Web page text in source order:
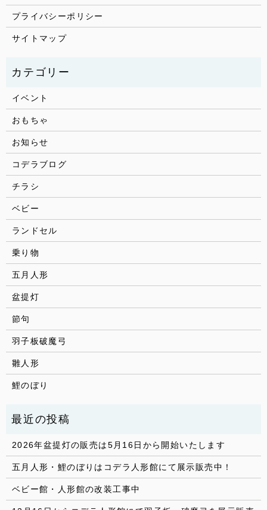
プライバシーポリシー
サイトマップ
イベント
おもちゃ
お知らせ
コデラブログ
チラシ
ベビー
ランドセル
乗り物
五月人形
盆提灯
節句
羽子板破魔弓
雛人形
鯉のぼり
2026年盆提灯の販売は5月16日から開始いたします
五月人形・鯉のぼりはコデラ人形館にて展示販売中！
ベビー館・人形館の改装工事中